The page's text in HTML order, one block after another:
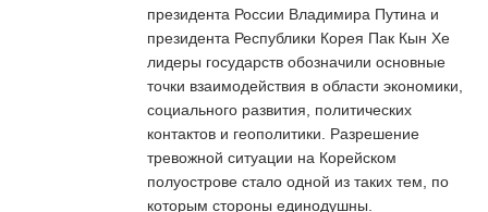
президента России Владимира Путина и
президента Республики Корея Пак Кын Хе
лидеры государств обозначили основные
точки взаимодействия в области экономики,
социального развития, политических
контактов и геополитики. Разрешение
тревожной ситуации на Корейском
полуострове стало одной из таких тем, по
которым стороны единодушны.